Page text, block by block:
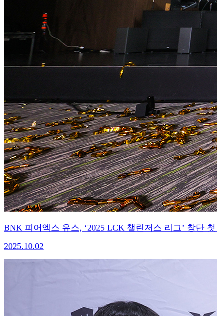
BNK 피어엑스 유스, ‘2025 LCK 챌린저스 리그’ 창단
2025.10.02